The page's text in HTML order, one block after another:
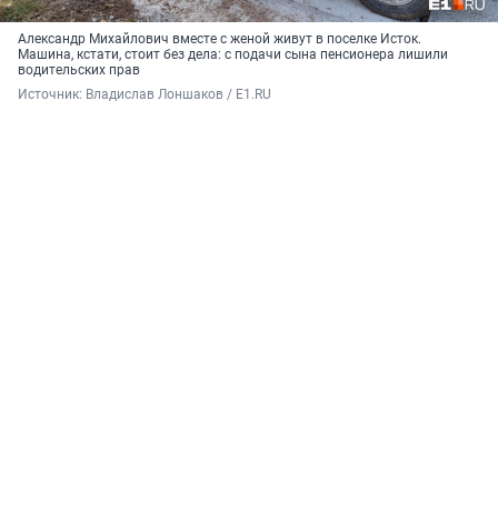
Александр Михайлович вместе с женой живут в поселке Исток.
Машина, кстати, стоит без дела: с подачи сына пенсионера лишили
водительских прав
Источник: Владислав Лоншаков / E1.RU